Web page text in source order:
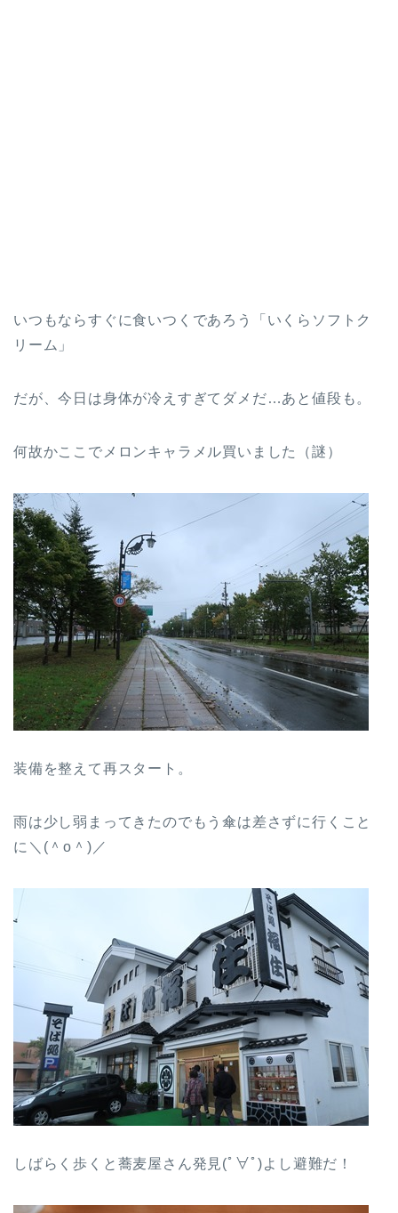
いつもならすぐに食いつくであろう「いくらソフトク
リーム」
だが、今日は身体が冷えすぎてダメだ…あと値段も。
何故かここでメロンキャラメル買いました（謎）
装備を整えて再スタート。
雨は少し弱まってきたのでもう傘は差さずに行くこと
に＼(＾o＾)／
しばらく歩くと蕎麦屋さん発見(ﾟ∀ﾟ)よし避難だ！